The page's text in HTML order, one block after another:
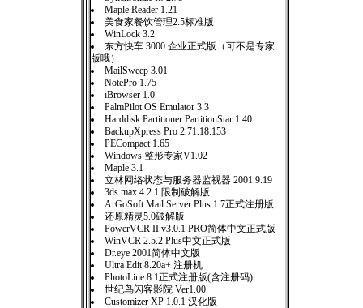
Maple Reader 1.21
美食家餐饮管理2.5标准版
WinLock 3.2
东方快车 3000 企业正式版（可不是专家
版哦）
MailSweep 3.01
NotePro 1.75
iBrowser 1.0
PalmPilot OS Emulator 3.3
Harddisk Partitioner PartitionStar 1.40
BackupXpress Pro 2.71.18.153
PECompact 1.65
Windows 整形专家V1.02
Maple 3.1
立林网络状态与服务器监视器 2001.9.19
3ds max 4.2.1 限制破解版
ArGoSoft Mail Server Plus 1.7正式注册版
还原精灵5.0破解版
PowerVCR II v3.0.1 PRO简体中文正式版
WinVCR 2.5.2 Plus中文正式版
Dr.eye 2001简体中文版
Ultra Edit 8.20a+ 注册机
PhotoLine 8.1正式注册版(含注册码)
世纪鸟闪客影院 Ver1.00
Customizer XP 1.0.1 汉化版